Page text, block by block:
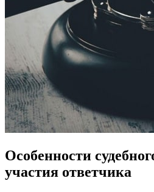
Особенности
участия ответчика